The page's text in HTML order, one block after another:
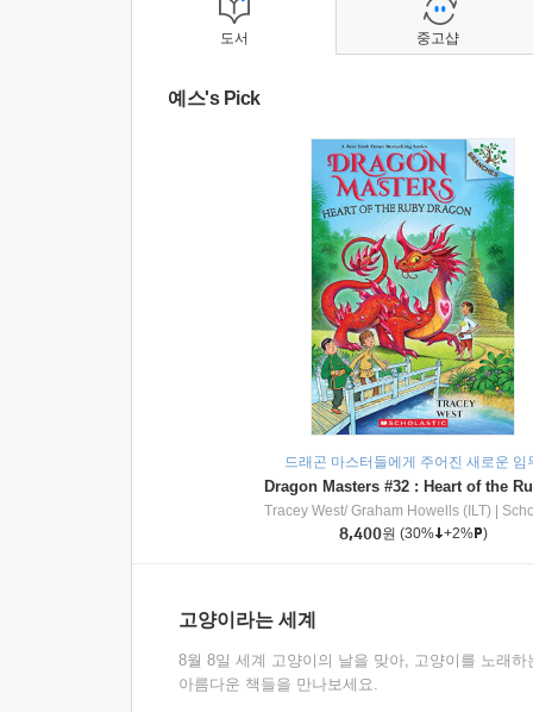
도서
예스's Pick
드래곤 마스터들에게 주어진 새로운 임
Tracey West/ Graham Howells (ILT)
8,400원 (30% +2% )
고양이라는 세계
8월 8일 세계 고양이의 날을 맞아, 고양이를 노래하
아름다운 책들을 만나보세요.
중고샵